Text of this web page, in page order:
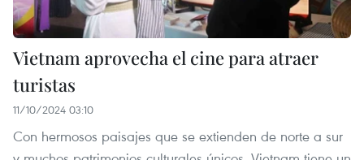
Vietnam aprovecha el cine para atraer
turistas
11/10/2024 03:10
Con hermosos paisajes que se extienden de norte a sur